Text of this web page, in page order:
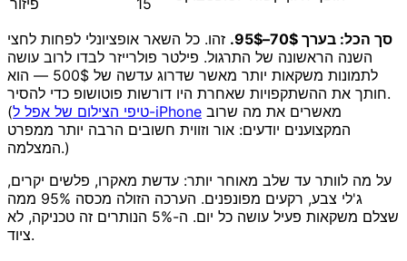
פיזור
15
סך הכל: בערך 70$–95$.
זהו. כל השאר אופציונלי לפחות לחצי
השנה הראשונה של התרגול. פילטר פולרייזר לבדו לרוב עושה
לתמונות משקאות יותר מאשר שדרוג עדשה של 500$ — הוא
חותך את ההשתקפויות שאחרת היו דורשות פוטושופ כדי להסיר.
(
טיפי הצילום של אפל ל-iPhone
המקצוענים יודעים: אור וזווית חשובים הרבה יותר ממפרט
המצלמה.)
על מה לוותר עד שלב מאוחר יותר: עדשת מאקרו, פלשים יקרים,
ג'לי צבע, רקעים מפונפנים. הערכה הזולה מכסה 95% ממה
שצלם משקאות פעיל עושה כל יום. ה-5% הנותרים זה טכניקה, לא
ציוד.